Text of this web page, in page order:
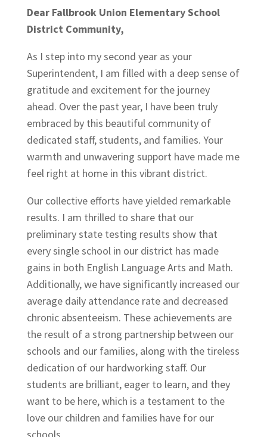
Dear Fallbrook Union Elementary School
District Community,
As I step into my second year as your
Superintendent, I am filled with a deep sense of
gratitude and excitement for the journey
ahead. Over the past year, I have been truly
embraced by this beautiful community of
dedicated staff, students, and families. Your
warmth and unwavering support have made me
feel right at home in this vibrant district.
Our collective efforts have yielded remarkable
results. I am thrilled to share that our
preliminary state testing results show that
every single school in our district has made
gains in both English Language Arts and Math.
Additionally, we have significantly increased our
average daily attendance rate and decreased
chronic absenteeism. These achievements are
the result of a strong partnership between our
schools and our families, along with the tireless
dedication of our hardworking staff. Our
students are brilliant, eager to learn, and they
want to be here, which is a testament to the
love our children and families have for our